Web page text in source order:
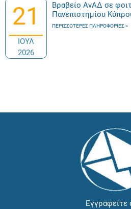
21
ΙΟΥΛ
2026
Βραβείο ΑνΑΔ σε
Πανεπιστημίου
ΠΕΡΙΣΣΌΤΕΡΕΣ ΠΛΗΡΟΦΟΡΊΕΣ
Εγγραφείτε